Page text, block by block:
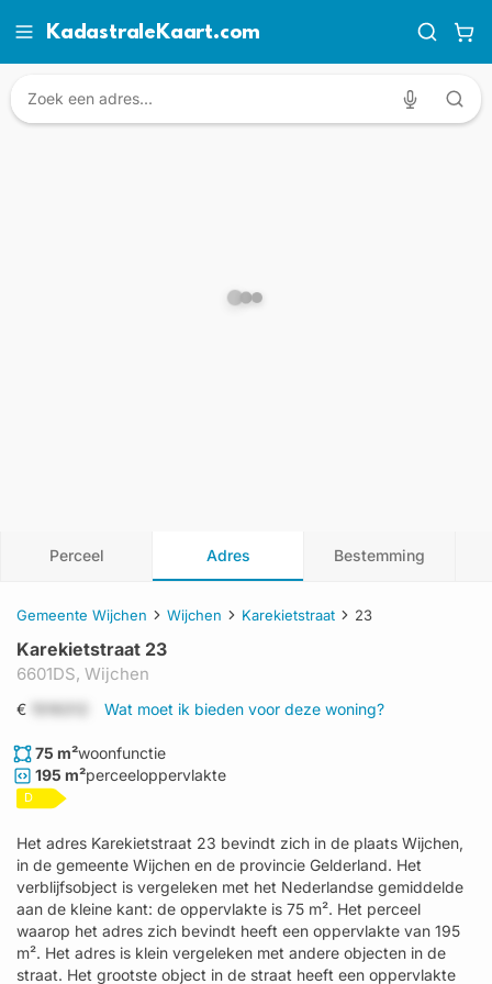
KadastraleKaart.com
Perceel Adres Bestemming
Gemeente Wijchen Wijchen Karekietstraat 23
Karekietstraat 23
6601DS, Wijchen
€ Wat moet ik bieden voor deze woning?
75 m²woonfunctie
195 m²perceeloppervlakte
D
Het adres Karekietstraat 23 bevindt zich in de plaats Wijchen,
in de gemeente Wijchen en de provincie Gelderland. Het
verblijfsobject is vergeleken met het Nederlandse gemiddelde
aan de kleine kant: de oppervlakte is 75 m². Het perceel
waarop het adres zich bevindt heeft een oppervlakte van 195
m². Het adres is klein vergeleken met andere objecten in de
straat. Het grootste object in de straat heeft een oppervlakte